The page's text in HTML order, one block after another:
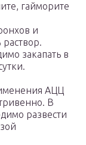
гайморите
и
закапать в
АЦЦ
В
развести